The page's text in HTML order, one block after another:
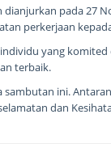
dianjurkan pada 27
perkerjaan
yang
terbaik.
ini.
dan